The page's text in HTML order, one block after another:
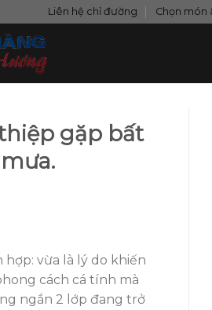
Liên hệ chỉ đường Chọn món
gặp bất
vừa là lý do khiến
cách cá tính mà
ngắn 2 lớp đang trở